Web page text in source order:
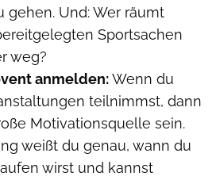
gehen. Und: Wer räumt
Sportsachen
weg?
anmelden:Wenn du
teilnimmst, dann
Motivationsquelle sein.
weißt du genau, wann du
wirst und kannst